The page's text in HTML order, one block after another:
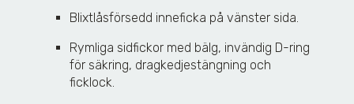
Blixtlåsförsedd inneficka på vänster sida.
Rymliga sidfickor med bälg, invändig D-ring
för säkring, dragkedjestängning och
ficklock.